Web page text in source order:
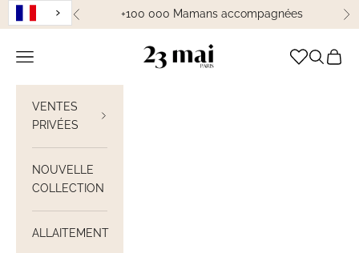
Passer au contenu
Précédent+100 000 Mamans accompagnées
23 Mai Paris
Ouvrir la navigation Ouvrir la
Voir
VENTES
PRIVÉES
NOUVELLE
COLLECTION
ALLAITEMENT